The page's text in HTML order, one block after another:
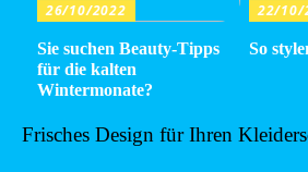
26/10/2022
Sie suchen Beauty-Tipps
für die kalten
Wintermonate?
22/10/
So
Frisches Design für Ihren